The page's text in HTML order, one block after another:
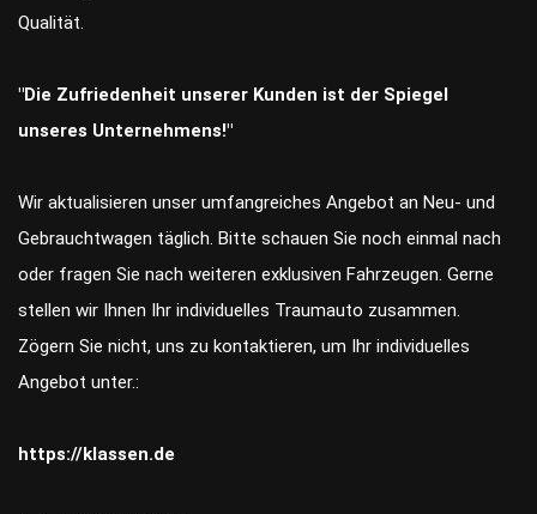
Qualität.
"Die Zufriedenheit unserer Kunden ist der Spiegel
unseres Unternehmens!"
Wir aktualisieren unser umfangreiches Angebot an Neu- und
Gebrauchtwagen täglich. Bitte schauen Sie noch einmal nach
oder fragen Sie nach weiteren exklusiven Fahrzeugen. Gerne
stellen wir Ihnen Ihr individuelles Traumauto zusammen.
Zögern Sie nicht, uns zu kontaktieren, um Ihr individuelles
Angebot unter.:
https://klassen.de